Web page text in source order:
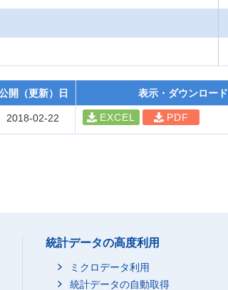
開（更新）日 表示・ダウンロード
2018-02-22 EXCEL PDF
統計データの高度利用
ミクロデータ利用
統計データの自動取得